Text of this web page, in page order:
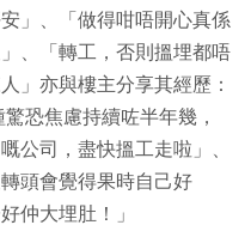
」、「做得咁唔開心真係
、「轉工，否則搵埋都唔
」亦與樓主分享其經歷：
恐焦慮持續咗半年幾，
公司，盡快搵工走啦」、
頭會覺得果時自己好
仲大埋肚！」